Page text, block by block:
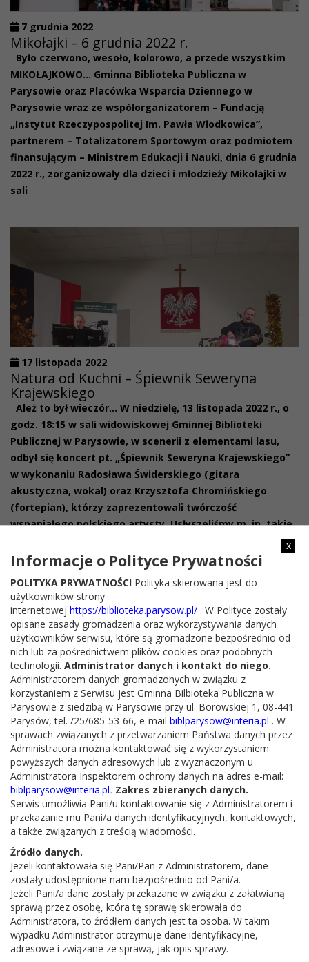
7 grudnia 2022
Mikołajki – 6 grudnia 2022 r.
Było czerwono, wesoło, kolorowo, a przede wszystkim
MIKOŁAJKOWO… Gminna Biblioteka Publiczna w
Parysowie oraz Placówka Wsparcia Dziennego w
Parysowie wraz ze współorganizatorem – Fundacją
„Instytut Rzeczypospolitej Im. Pawła Włodkowica”,
partnerem – Totalizatorem Sportowym oraz podmiotem
finansującym – Ministrem Edukacji i Nauki, dnia 6 grudnia
2022 r., zorganizowały dla dzieci i młodzieży Mikołajki w
sali
17 listopada 2022
Natura od Kuchni – Śpiewnik Seweryna
Krajewskiego
Ależ to był wieczór… W niedzielę, 13 listopada 2022 r., o
godz. 18:15 w sali widowiskowej Gminnej Biblioteki
Publicznej w Parysowie, w scenerii z elementami lasu,
odbył się koncert pt. „Śpiewnik Seweryna Krajewskiego”
w wykonaniu Radosława Świderskiego (gitara
akustyczna, wokal) oraz Krzysztofa Chromińskiego
(fortepian), którzy zaprezentowali twórczość
wspaniałego polskiego artysty. Usłyszeliśmy m. in. takie
25 sierpnia 2022
Narodowe Czytanie 2022 w Bibliotece
W środę, 24 sierpnia o godz. 13-tej, w sali widowiskowej
Gminnej Bibliotece Publicznej w Parysowie odbyła się
parysowska akcja NARODOWEGO CZYTANIA pod
honorowym patronatem Pary Prezydenckiej. W tym roku
wspólnie czytaliśmy „Ballady i Romanse” Adama
Mickiewicza. W akcji wzięli udział: władze samorządowe,
przedstawiciele Gminnego Ośrodka Pomocy Społecznej w
CUS
x
Informacje o Polityce Prywatności
POLITYKA PRYWATNOŚCI Polityka skierowana jest do
użytkowników strony
internetowej https://biblioteka.parysow.pl/ . W Polityce zostały
opisane zasady gromadzenia oraz wykorzystywania danych
użytkowników serwisu, które są gromadzone bezpośrednio od
nich lub za pośrednictwem plików cookies oraz podobnych
technologii. Administrator danych i kontakt do niego.
Administratorem danych gromadzonych w związku z
korzystaniem z Serwisu jest Gminna Bilbioteka Publiczna w
Parysowie z siedzibą w Parysowie przy ul. Borowskiej 1, 08-441
Parysów, tel. /25/685-53-66, e-mail biblparysow@interia.pl . W
sprawach związanych z przetwarzaniem Państwa danych przez
Administratora można kontaktować się z wykorzystaniem
powyższych danych adresowych lub z wyznaczonym u
Administratora Inspektorem ochrony danych na adres e-mail:
biblparysow@interia.pl. Zakres zbieranych danych.
Serwis umożliwia Pani/u kontaktowanie się z Administratorem i
przekazanie mu Pani/a danych identyfikacyjnych, kontaktowych,
a także związanych z treścią wiadomości.
Źródło danych.
Jeżeli kontaktowała się Pani/Pan z Administratorem, dane
zostały udostępnione nam bezpośrednio od Pani/a.
Jeżeli Pani/a dane zostały przekazane w związku z załatwianą
sprawą przez osobę, która tę sprawę skierowała do
Administratora, to źródłem danych jest ta osoba. W takim
wypadku Administrator otrzymuje dane identyfikacyjne,
adresowe i związane ze sprawą, jak opis sprawy.